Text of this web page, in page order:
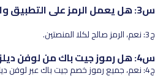
س3: هل يعمل الرمز على التطبيق والموقع؟
ج3: نعم، الرمز صالح لكلا المنصتين.
س4: هل رموز جيت باك من لوفن ديلز موثوقة؟
ج4: نعم، جميع رموز خصم جيت باك عبر لوفن ديلز يتم التحقق منها يوميًا.